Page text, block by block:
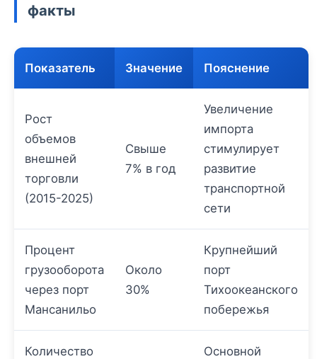
факты
Показатель Значение Пояснение
Рост
объемов
внешней
торговли
(2015-2025)
Свыше
7% в год
Увеличение
импорта
стимулирует
развитие
транспортной
сети
Процент
грузооборота
через порт
Мансанильо
Около
30%
Крупнейший
порт
Тихоокеанского
побережья
Количество
Основной